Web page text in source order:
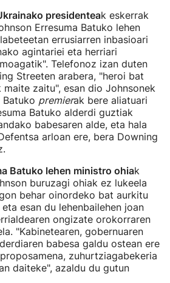
presidenteak eskerrak
Erresuma Batuko lehen
errusiarren inbasioari
agintariei eta herriari
Telefonoz izan duten
Streeten arabera, "heroi bat
zaitu", esan dio Johnsonek
Batuko premierak bere aliatuari
Batuko alderdi guztiak
babesaren alde, eta hala
arloan ere, bera Downing
Batuko lehen ministro ohiak
buruzagi ohiak ez lukeela
behar oinordeko bat aurkitu
esan du lehenbailehen joan
ongizate orokorraren
"Kabinetearen, gobernuaren
babesa galdu ostean ere
zuhurtziagabekeria
daiteke", azaldu du gutun